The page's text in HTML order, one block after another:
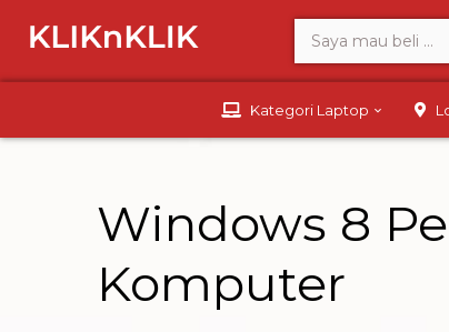
Kategori Laptop
Windows 8
Komputer